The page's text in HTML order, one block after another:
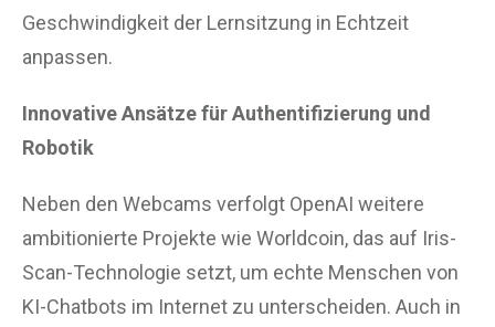
Geschwindigkeit der Lernsitzung in Echtzeit
anpassen.
Innovative Ansätze für Authentifizierung und
Robotik
Neben den Webcams verfolgt OpenAI weitere
ambitionierte Projekte wie Worldcoin, das auf Iris-
Scan-Technologie setzt, um echte Menschen von
KI-Chatbots im Internet zu unterscheiden. Auch in